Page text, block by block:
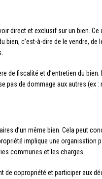
direct et exclusif sur un bien.
c’est-à-dire de le vendre,
de fiscalité et d’entretien du
pas de dommage aux autres (ex
d’un même bien. Cela peut
implique une organisation
communes et les charges.
copropriété et participer aux